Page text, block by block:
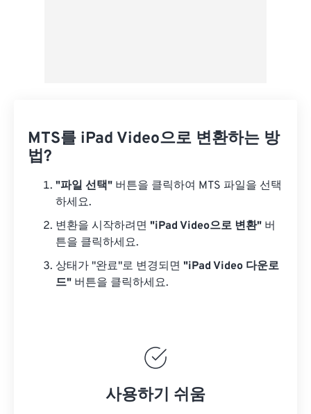
MTS를 iPad Video으로 변환하는 방
법?
"파일 선택" 버튼을 클릭하여 MTS 파일을 선택
하세요.
변환을 시작하려면 "iPad Video으로 변환" 버
튼을 클릭하세요.
상태가 "완료"로 변경되면 "iPad Video 다운로
드" 버튼을 클릭하세요.
사용하기 쉬움